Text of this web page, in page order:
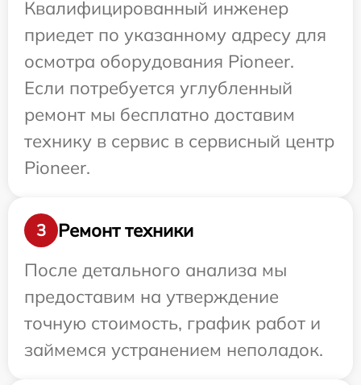
Квалифицированный инженер
приедет по указанному адресу для
осмотра оборудования Pioneer.
Если потребуется углубленный
ремонт мы бесплатно доставим
технику в сервис в сервисный центр
Pioneer.
3
Ремонт техники
После детального анализа мы
предоставим на утверждение
точную стоимость, график работ и
займемся устранением неполадок.